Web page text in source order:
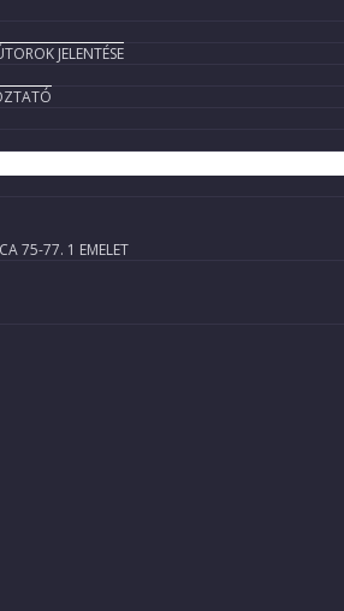
JELENTÉSE
75-77. 1 EMELET